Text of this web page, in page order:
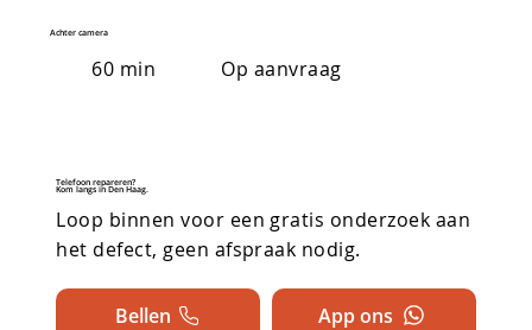
Telefoon repareren?
Kom langs in Den Haag.
Loop binnen voor een gratis onderzoek aan
het defect, geen afspraak nodig.
Bellen App ons
Achter camera
60 min Op aanvraag